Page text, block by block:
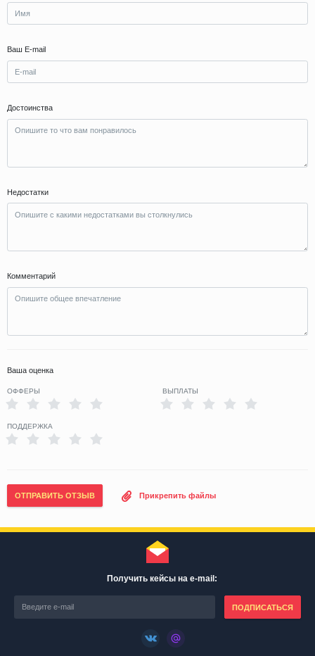
Ваш E-mail
Достоинства
Недостатки
Комментарий
Ваша оценка
ОФФЕРЫ ВЫПЛАТЫ
ПОДДЕРЖКА
ОТПРАВИТЬ ОТЗЫВ Прикрепить файлы
Получить кейсы на e-mail:
ПОДПИСАТЬСЯ